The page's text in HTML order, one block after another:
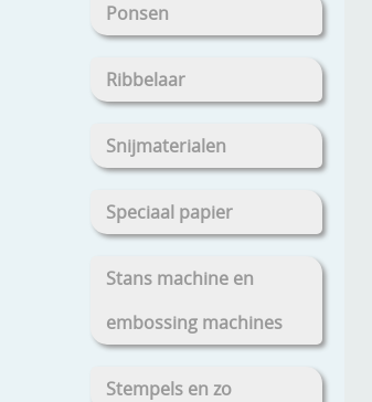
Ponsen
Ribbelaar
Snijmaterialen
Speciaal papier
Stans machine en
embossing machines
Stempels en zo